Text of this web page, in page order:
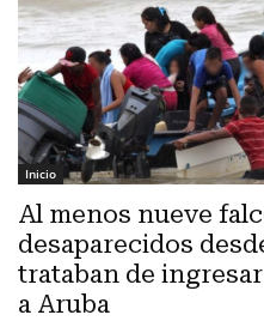
Inicio
Al menos nueve
desaparecidos
trataban de
a Aruba